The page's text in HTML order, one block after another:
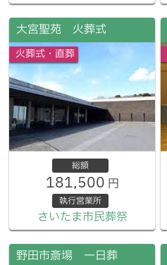
大宮聖苑 火葬式
火葬式・直葬
総額
181,500 円
執行営業所
さいたま市民葬祭
野田市斎場 一日葬